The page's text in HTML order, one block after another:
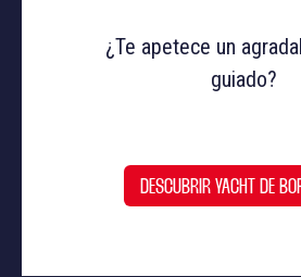
¿Te apetece un
guiado?
DESCUBRIR YACHT DE